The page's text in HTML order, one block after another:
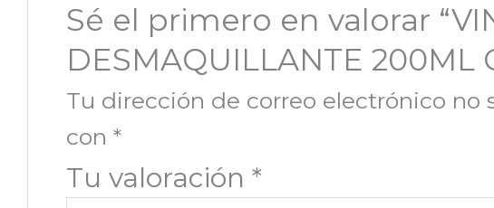
Sé el primero en valorar
DESMAQUILLANTE 200ML
Tu dirección de correo electrónico no
con *
Tu valoración *